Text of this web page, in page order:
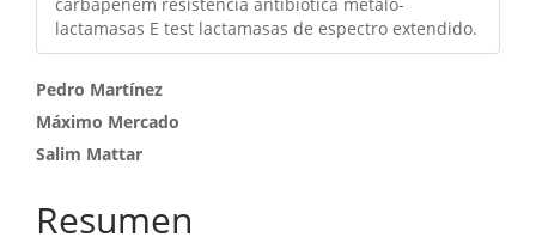
lactamasas E test lactamasas de espectro extendido.
Contenido
principal
del
artículo
Pedro Martínez
Máximo Mercado
Salim Mattar
Resumen